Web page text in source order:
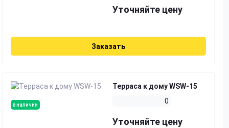
Уточняйте цену
Заказать
в наличии
Терраса к дому WSW-15
0
Уточняйте цену